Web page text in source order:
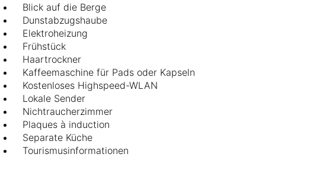
Blick auf die Berge
Dunstabzugshaube
Elektroheizung
Frühstück
Haartrockner
Kaffeemaschine für Pads oder Kapseln
Kostenloses Highspeed-WLAN
Lokale Sender
Nichtraucherzimmer
Plaques à induction
Separate Küche
Tourismusinformationen